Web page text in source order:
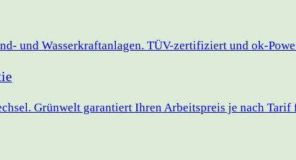
und Wasserkraftanlagen. TÜV-zertifiziert und ok-
Grünwelt garantiert Ihren Arbeitspreis je nach